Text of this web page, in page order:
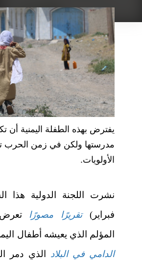
يفترض بهذه الطفلة اليمنية أن
مدرستها ولكن في زمن الحرب
الأولويات.
نشرت اللجنة الدولية هذا
فبراير)
تقريرًا مصورًا تعرض
المؤلم الذي يعيشه أطفال
الدامي في البلاد الذي دمر